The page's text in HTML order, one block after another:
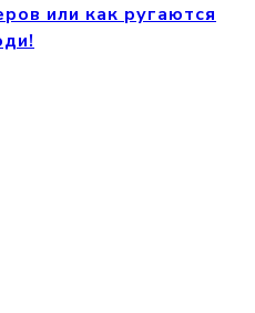
или как ругаются